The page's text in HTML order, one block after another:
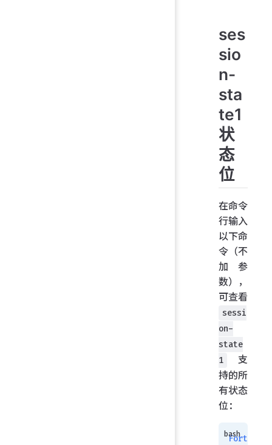
ses
sio
n-
sta
te1
状
态
位
在命令
行输入
以下命
令（不
加参
数），
可查看
sessi
on-
state
1
支
持的所
有状态
位：
FortiGate